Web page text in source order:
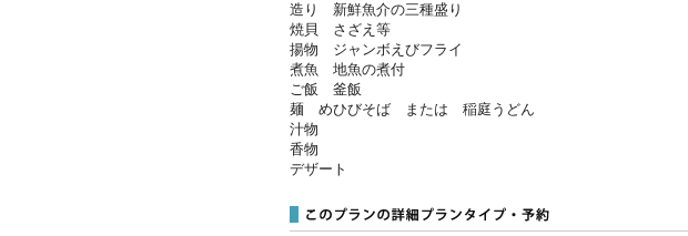
造り　新鮮魚介の三種盛り
焼貝　さざえ等
揚物　ジャンボえびフライ
煮魚　地魚の煮付
ご飯　釜飯
麺　めひびそば　または　稲庭うどん
汁物
香物
デザート